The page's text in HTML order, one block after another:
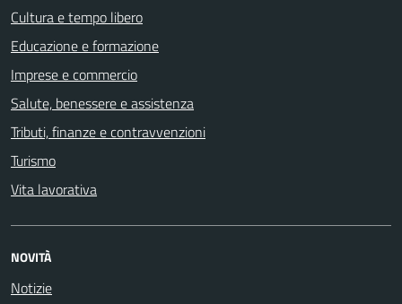
Cultura e tempo libero
Educazione e formazione
Imprese e commercio
Salute, benessere e assistenza
Tributi, finanze e contravvenzioni
Turismo
Vita lavorativa
NOVITÀ
Notizie